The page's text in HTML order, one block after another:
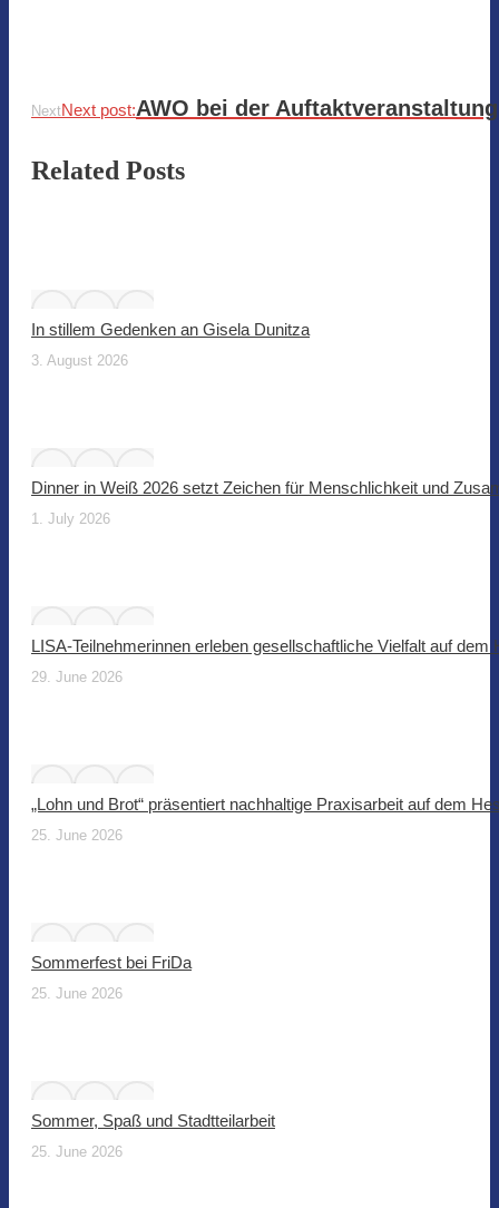
NextNext post:AWO bei der
Related Posts
In stillem Gedenken an Gisela Dunitza
3. August 2026
Dinner in Weiß 2026 setzt Zeichen für Menschlichkeit und
1. July 2026
LISA-Teilnehmerinnen erleben gesellschaftliche Vielfalt auf dem
29. June 2026
„Lohn und Brot“ präsentiert nachhaltige Praxisarbeit auf dem
25. June 2026
Sommerfest bei FriDa
25. June 2026
Sommer, Spaß und Stadtteilarbeit
25. June 2026